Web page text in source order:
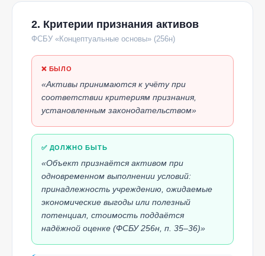
2. Критерии признания активов
ФСБУ «Концептуальные основы» (256н)
❌ БЫЛО
«Активы принимаются к учёту при
соответствии критериям признания,
установленным законодательством»
✅ ДОЛЖНО БЫТЬ
«Объект признаётся активом при
одновременном выполнении условий:
принадлежность учреждению, ожидаемые
экономические выгоды или полезный
потенциал, стоимость поддаётся
надёжной оценке (ФСБУ 256н, п. 35–36)»